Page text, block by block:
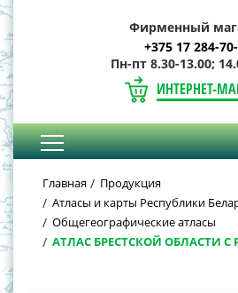
Фирменный
+375 17 284-
Пн-пт 8.30-13.00;
ИНТЕРНЕТ-
Главная
Продукция
Атласы и карты Республики
Общегеографические атласы
АТЛАС БРЕСТСКОЙ ОБЛАСТИ С